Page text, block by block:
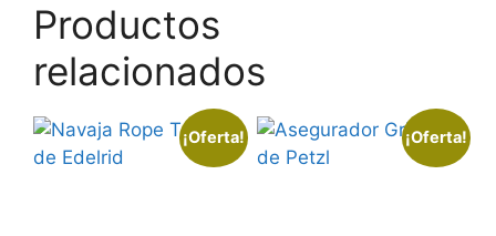
Productos
relacionados
¡Oferta! ¡Oferta!